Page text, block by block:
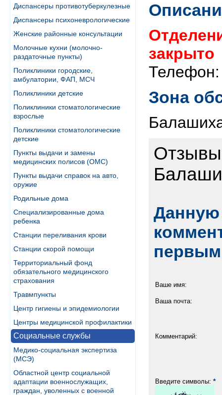
Диспансеры противотуберкулезные
Диспансеры психоневрологические
Женские районные консультации
Молочные кухни (молочно-
раздаточные пункты)
Поликлиники городские,
амбулатории, ФАП, МСЧ
Поликлиники детские
Поликлиники стоматологические
взрослые
Поликлиники стоматологические
детские
Пункты выдачи и замены
медицинских полисов (ОМС)
Пункты выдачи справок на авто,
оружие
Родильные дома
Специализированные дома
ребенка
Станции переливания крови
Станции скорой помощи
Территориальный фонд
обязательного медицинского
страхования
Травмпункты
Центр гигиены и эпидемиологии
Центры медицинской профилактики
Социальные службы
Медико-социальная экспертиза
(МСЭ)
Областной центр социальной
адаптации военнослужащих,
граждан, уволенных с военной
закрыто
Телефон:
Зона
Отзывы
Данную
Ваше имя:
Ваша почта:
Комментарий:
Введите символы: *